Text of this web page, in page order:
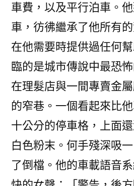
車費，以及平行泊車。
車，彷彿繼承了他所有
在他需要時提供過任何
臨的是城市傳說中最恐
在理髮店與一間專賣金
的窄巷。一個看起來比
十公分的停車格，上面
白色粉末。何手殘深吸
了倒檔。他的車載語音